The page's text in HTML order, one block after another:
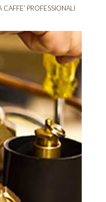
PROFESSIONALI